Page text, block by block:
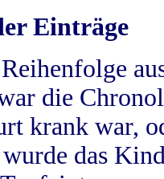
Einträge
die
krank war,
das